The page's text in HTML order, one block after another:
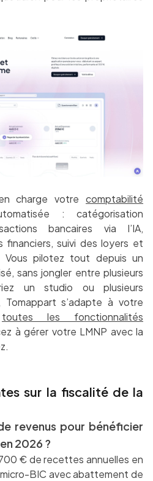
charge votre comptabilité
: catégorisation
bancaires via l’IA,
financiers, suivi des loyers et
Vous pilotez tout depuis un
sans jongler entre plusieurs
un studio ou plusieurs
Tomappart s’adapte à votre
toutes les fonctionnalités
à gérer votre LMNP avec la
sur la fiscalité de la
revenus pour bénéficier
2026 ?
€ de recettes annuelles en
BIC avec abattement de